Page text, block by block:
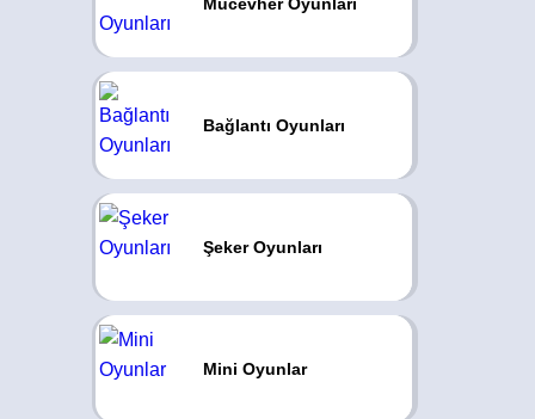
Bağlantı Oyunları
Şeker Oyunları
Mini Oyunlar